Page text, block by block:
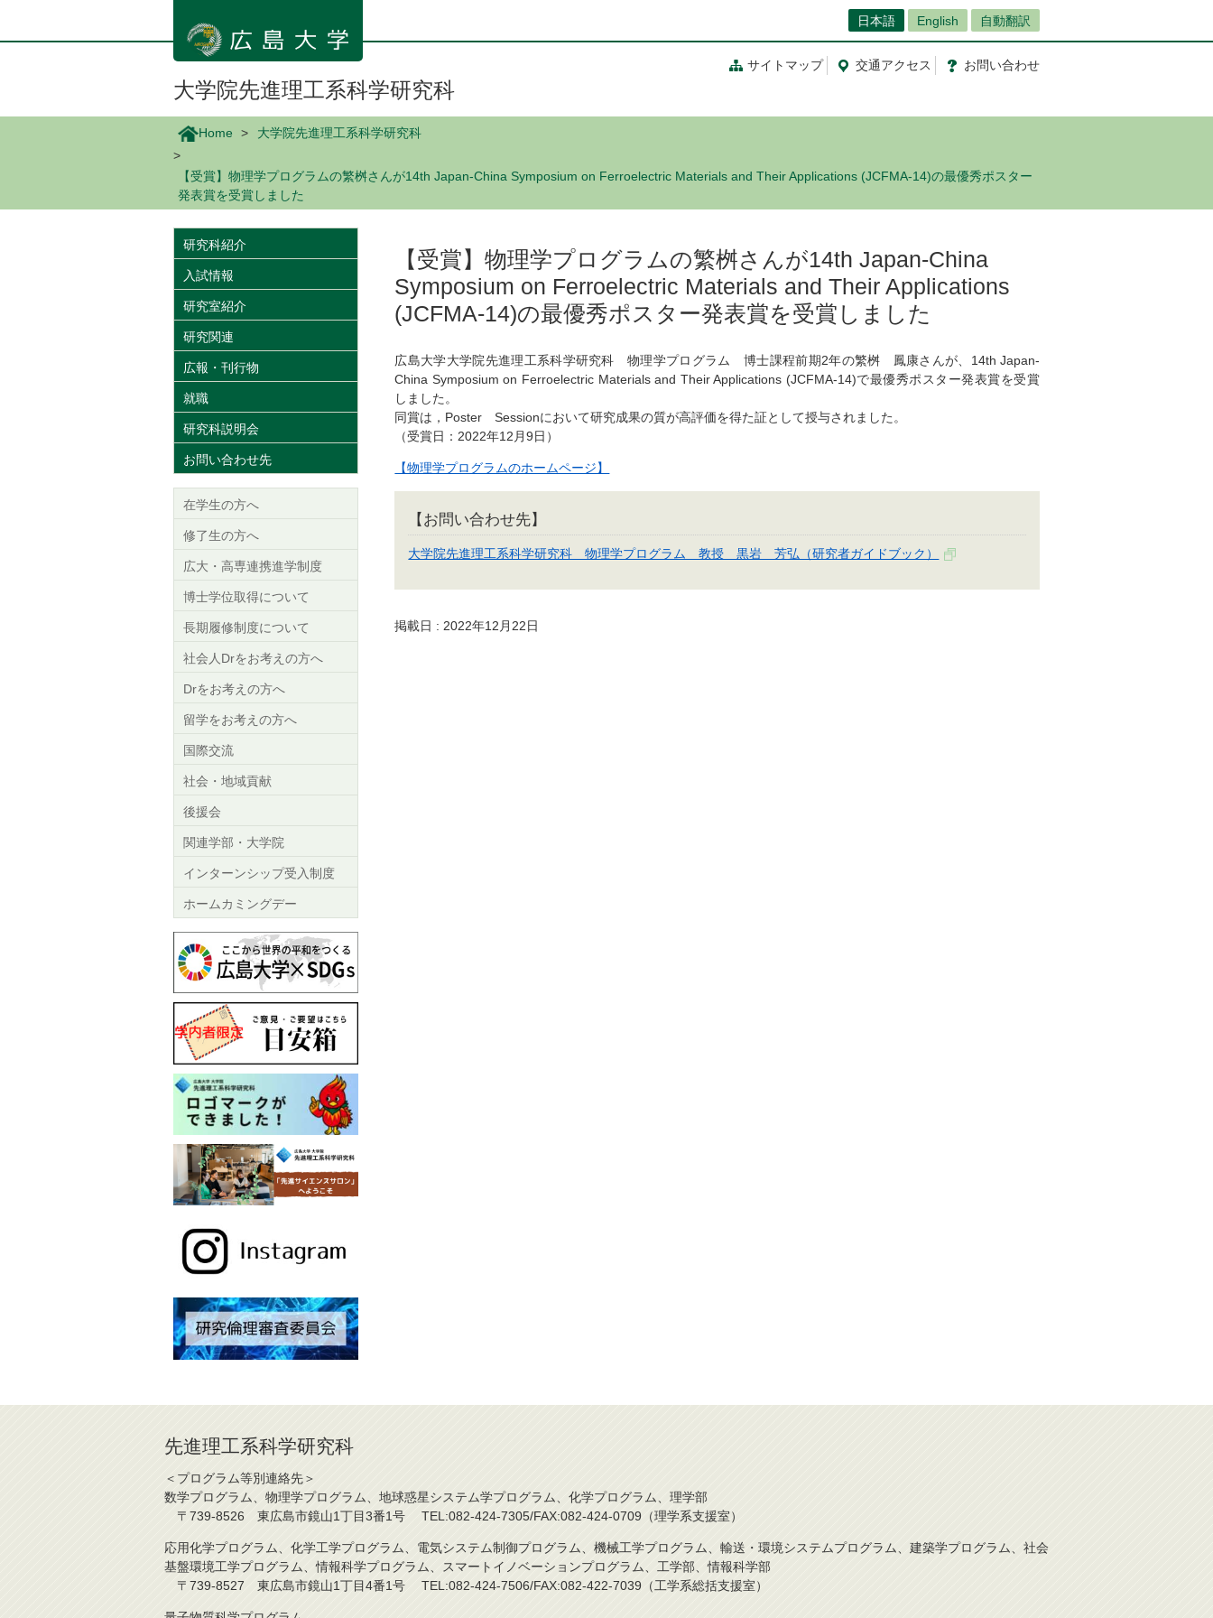
ン
日本語 English 自動翻訳
サイトマップ 交通アクセス お問い合わせ
大学院先進理工系科学研究科
Home 大学院先進理工系科学研究科
【受賞】物理学プログラムの繁桝さんが14th Japan-China Symposium on Ferroelectric Materials and Their Applications (JCFMA-14)の最優秀ポスター
発表賞を受賞しました
【受賞】物理学プログラムの繁桝さんが14th Japan-China
Symposium on Ferroelectric Materials and Their Applications
(JCFMA-14)の最優秀ポスター発表賞を受賞しました
広島大学大学院先進理工系科学研究科 物理学プログラム 博士課程前期2年の繁桝 鳳康さんが、14th Japan-
China Symposium on Ferroelectric Materials and Their Applications (JCFMA-14)で最優秀ポスター発表賞を受賞
しました。
同賞は，Poster Sessionにおいて研究成果の質が高評価を得た証として授与されました。
（受賞日：2022年12月9日）
【物理学プログラムのホームページ】
【お問い合わせ先】
大学院先進理工系科学研究科 物理学プログラム 教授 黒岩 芳弘（研究者ガイドブック）
掲載日 : 2022年12月22日
研究科紹介
入試情報
研究室紹介
研究関連
広報・刊行物
就職
研究科説明会
お問い合わせ先
在学生の方へ
修了生の方へ
広大・高専連携進学制度
博士学位取得について
長期履修制度について
社会人Drをお考えの方へ
Drをお考えの方へ
留学をお考えの方へ
国際交流
社会・地域貢献
後援会
関連学部・大学院
インターンシップ受入制度
ホームカミングデー
先進理工系科学研究科
＜プログラム等別連絡先＞
数学プログラム、物理学プログラム、地球惑星システム学プログラム、化学プログラム、理学部
〒739-8526 東広島市鏡山1丁目3番1号 TEL:082-424-7305/FAX:082-424-0709（理学系支援室）
応用化学プログラム、化学工学プログラム、電気システム制御プログラム、機械工学プログラム、輸送・環境システムプログラム、建築学プログラム、社会
基盤環境工学プログラム、情報科学プログラム、スマートイノベーションプログラム、工学部、情報科学部
〒739-8527 東広島市鏡山1丁目4番1号 TEL:082-424-7506/FAX:082-422-7039（工学系総括支援室）